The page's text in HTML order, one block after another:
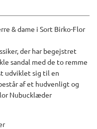
& dame i Sort Birko-Flor
der har begejstret
sandal med de to remme
udviklet sig til en
af et hudvenligt og
Nubucklæder